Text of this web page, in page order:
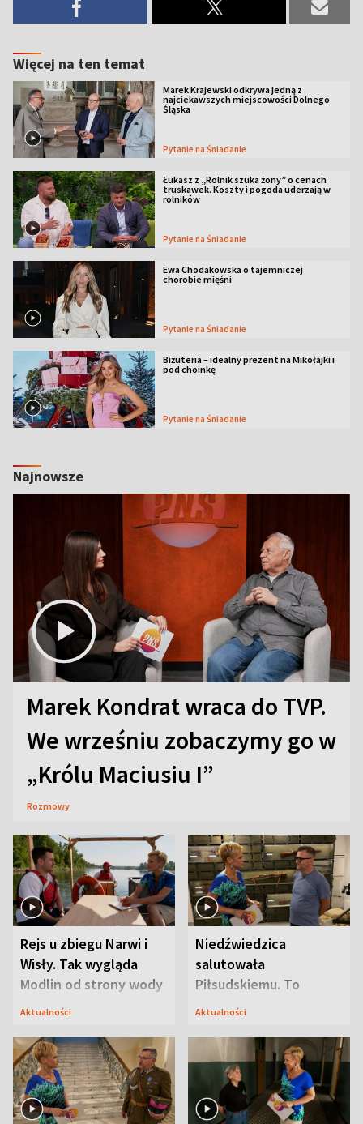
Więcej na ten temat
Marek Krajewski odkrywa jedną z
najciekawszych miejscowości Dolnego
Śląska
Pytanie na Śniadanie
Łukasz z „Rolnik szuka żony” o cenach
truskawek. Koszty i pogoda uderzają w
rolników
Pytanie na Śniadanie
Ewa Chodakowska o tajemniczej
chorobie mięśni
Pytanie na Śniadanie
Biżuteria – idealny prezent na Mikołajki i
pod choinkę
Pytanie na Śniadanie
Najnowsze
Marek Kondrat wraca do TVP.
We wrześniu zobaczymy go w
„Królu Maciusiu I”
Rozmowy
Rejs u zbiegu Narwi i
Wisły. Tak wygląda
Modlin od strony wody
Aktualności
Niedźwiedzica
salutowała
Piłsudskiemu. To
niejedyna tajemnica
Aktualności